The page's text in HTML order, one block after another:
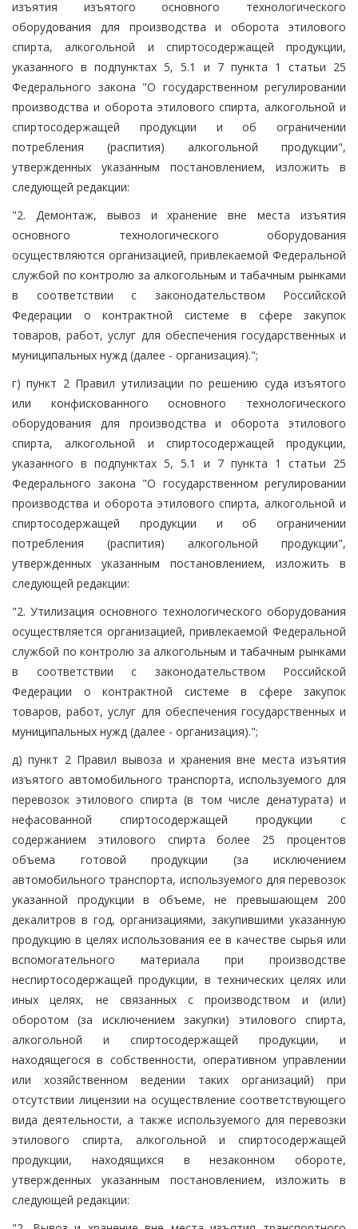
изъятия изъятого основного технологического
оборудования для производства и оборота этилового
спирта, алкогольной и спиртосодержащей продукции,
указанного в подпунктах 5, 5.1 и 7 пункта 1 статьи 25
Федерального закона "О государственном регулировании
производства и оборота этилового спирта, алкогольной и
спиртосодержащей продукции и об ограничении
потребления (распития) алкогольной продукции",
утвержденных указанным постановлением, изложить в
следующей редакции:
"2. Демонтаж, вывоз и хранение вне места изъятия
основного технологического оборудования
осуществляются организацией, привлекаемой Федеральной
службой по контролю за алкогольным и табачным рынками
в соответствии с законодательством Российской
Федерации о контрактной системе в сфере закупок
товаров, работ, услуг для обеспечения государственных и
муниципальных нужд (далее - организация).";
г) пункт 2 Правил утилизации по решению суда изъятого
или конфискованного основного технологического
оборудования для производства и оборота этилового
спирта, алкогольной и спиртосодержащей продукции,
указанного в подпунктах 5, 5.1 и 7 пункта 1 статьи 25
Федерального закона "О государственном регулировании
производства и оборота этилового спирта, алкогольной и
спиртосодержащей продукции и об ограничении
потребления (распития) алкогольной продукции",
утвержденных указанным постановлением, изложить в
следующей редакции:
"2. Утилизация основного технологического оборудования
осуществляется организацией, привлекаемой Федеральной
службой по контролю за алкогольным и табачным рынками
в соответствии с законодательством Российской
Федерации о контрактной системе в сфере закупок
товаров, работ, услуг для обеспечения государственных и
муниципальных нужд (далее - организация).";
д) пункт 2 Правил вывоза и хранения вне места изъятия
изъятого автомобильного транспорта, используемого для
перевозок этилового спирта (в том числе денатурата) и
нефасованной спиртосодержащей продукции с
содержанием этилового спирта более 25 процентов
объема готовой продукции (за исключением
автомобильного транспорта, используемого для перевозок
указанной продукции в объеме, не превышающем 200
декалитров в год, организациями, закупившими указанную
продукцию в целях использования ее в качестве сырья или
вспомогательного материала при производстве
неспиртосодержащей продукции, в технических целях или
иных целях, не связанных с производством и (или)
оборотом (за исключением закупки) этилового спирта,
алкогольной и спиртосодержащей продукции, и
находящегося в собственности, оперативном управлении
или хозяйственном ведении таких организаций) при
отсутствии лицензии на осуществление соответствующего
вида деятельности, а также используемого для перевозки
этилового спирта, алкогольной и спиртосодержащей
продукции, находящихся в незаконном обороте,
утвержденных указанным постановлением, изложить в
следующей редакции: